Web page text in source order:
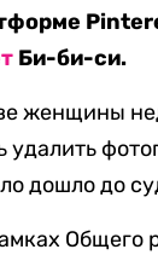
Би-би-си.
женщины
удалить
дошло до
Общего